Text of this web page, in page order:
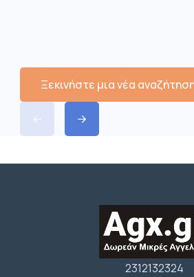
Ξεκινήστε μια νέα
2312132324